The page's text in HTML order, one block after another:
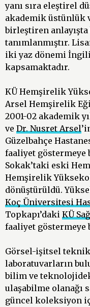
yanı sıra eleştirel
akademik üstünlük
birleştiren
tanımlanmıştır.
iki yaz dönemi
kapsamaktadır.
KÜ Hemşirelik
Arsel Hemşirelik
2001-02 akademik
ve Dr. Nusret Arsel
Güzelbahçe
faaliyet göstermeye
Sokak’taki eski
Hemşirelik
dönüştürüldü.
Koç Üniversitesi
Topkapı’daki KÜ
faaliyet göstermeye
Görsel-işitsel
laboratuvarların
bilim ve
ulaşabilme olanağı
güncel koleksiyon